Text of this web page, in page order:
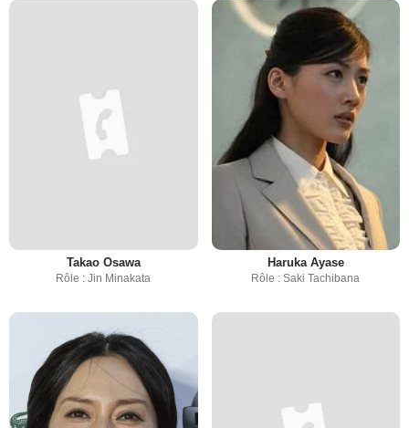
Takao Osawa
Rôle : Jin Minakata
Haruka Ayase
Rôle : Saki Tachibana